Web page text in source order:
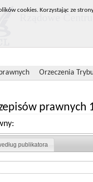
Orzeczenia
prawnych
publikatora
cookies. Korzystając ze